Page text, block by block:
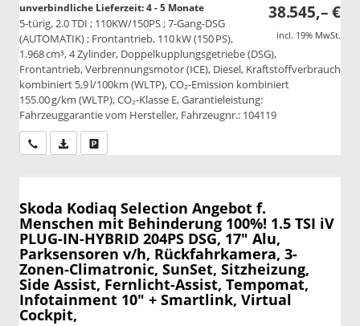
38.545,– €
incl. 19% MwSt.
unverbindliche Lieferzeit: 4 - 5 Monate
5-türig, 2.0 TDI ; 110KW/150PS ; 7-Gang-DSG
(AUTOMATIK) ; Frontantrieb, 110 kW (150 PS),
1.968 cm³, 4 Zylinder, Doppelkupplungsgetriebe (DSG),
Frontantrieb, Verbrennungsmotor (ICE), Diesel, Kraftstoffverbrauch
kombiniert 5,9 l/100km (WLTP), CO₂-Emission kombiniert
155.00 g/km (WLTP), CO₂-Klasse E, Garantieleistung:
Fahrzeuggarantie vom Hersteller, Fahrzeugnr.: 104119
Wir rufen Sie anPDF-Datei, Fahrzeugexposé drucken
Skoda Kodiaq Selection Angebot f.
Menschen mit Behinderung 100%! 1.5 TSI iV
PLUG-IN-HYBRID 204PS DSG, 17" Alu,
Parksensoren v/h, Rückfahrkamera, 3-
Zonen-Climatronic, SunSet, Sitzheizung,
Side Assist, Fernlicht-Assist, Tempomat,
Infotainment 10" + Smartlink, Virtual
Cockpit,